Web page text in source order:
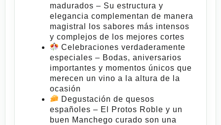
madurados – Su estructura y
elegancia complementan de manera
magistral los sabores más intensos
y complejos de los mejores cortes
Celebraciones verdaderamente
especiales – Bodas, aniversarios
importantes y momentos únicos que
merecen un vino a la altura de la
ocasión
Degustación de quesos
españoles – El Protos Roble y un
buen Manchego curado son una